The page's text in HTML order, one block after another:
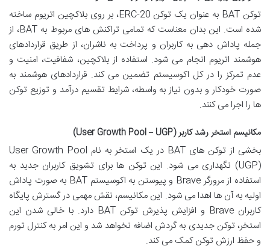
توکن BAT به عنوان یک توکن ERC-20، بر روی بلاکچین اتریوم ساخته
شده است. این بدان معناست که تمامی تراکنش های مربوط به BAT، از
جمله پاداش دهی به کاربران و پرداخت به ناشران، از طریق قراردادهای
هوشمند اتریوم انجام می شود. استفاده از بلاکچین، شفافیت، امنیت و
عدم تمرکز را در کل اکوسیستم تضمین می کند. قراردادهای هوشمند به
صورت خودکار و بدون نیاز به واسطه، شرایط تقسیم درآمد و توزیع توکن
ها را اجرا می کنند.
مکانیسم استخر رشد کاربر (User Growth Pool – UGP)
بخشی از توکن های BAT در یک استخر به نام User Growth Pool
(UGP) نگهداری می شود. این توکن ها برای تشویق کاربران جدید به
استفاده از مرورگر Brave و پیوستن به اکوسیستم BAT به صورت پاداش
اولیه به آن ها اهدا می شود. این مکانیسم، نقش مهمی در گسترش پایگاه
کاربران Brave و افزایش پذیرش توکن BAT دارد. با خالی شدن این
استخر، توکن جدیدی به گردش اضافه نخواهد شد و این امر به کنترل تورم
و حفظ ارزش توکن کمک می کند.